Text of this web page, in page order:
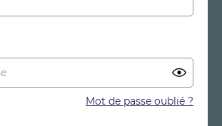
Mot de passe oublié ?